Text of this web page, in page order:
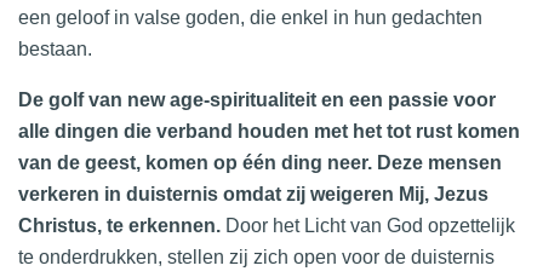
een geloof in valse goden, die enkel in hun gedachten
bestaan.
De golf van new age-spiritualiteit en een passie voor
alle dingen die verband houden met het tot rust komen
van de geest, komen op één ding neer. Deze mensen
verkeren in duisternis omdat zij weigeren Mij, Jezus
Christus, te erkennen. Door het Licht van God opzettelijk
te onderdrukken, stellen zij zich open voor de duisternis